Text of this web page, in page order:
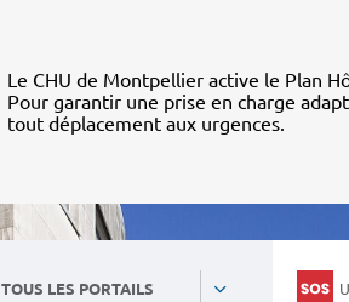
Le CHU de Montpellier active le Plan
Pour garantir une prise en charge
tout déplacement aux urgences.
TOUS LES PORTAILS